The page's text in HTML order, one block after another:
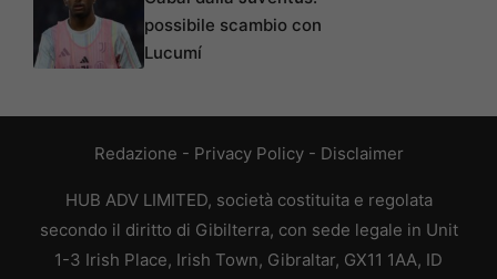
possibile scambio con
Lucumí
Redazione - Privacy Policy- Disclaimer
HUB ADV LIMITED, società costituita e regolata
secondo il diritto di Gibilterra, con sede legale in Unit
1-3 Irish Place, Irish Town, Gibraltar, GX11 1AA, ID